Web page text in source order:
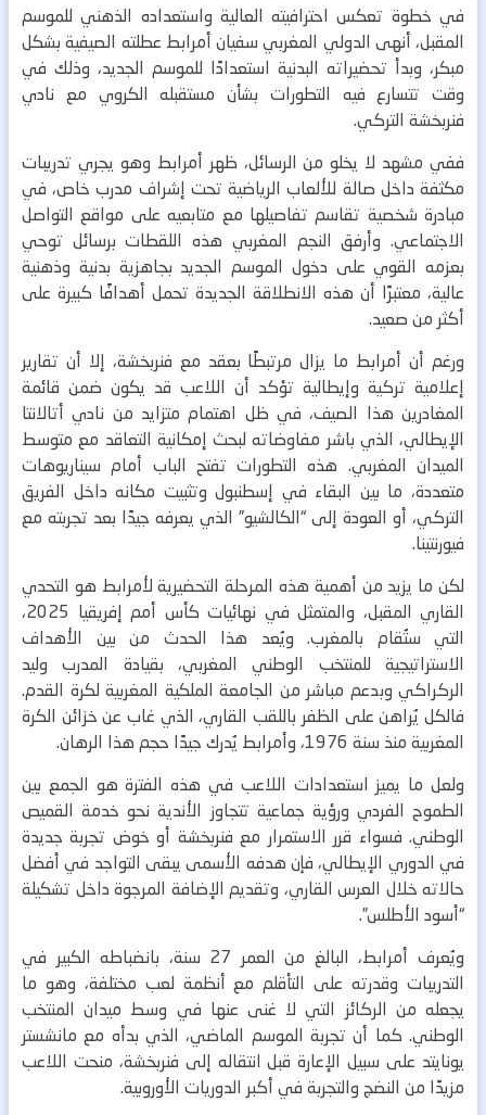
في خطوة تعكس احترافيته العالية واستعداده الذهني للموسم
المقبل، أنهى الدولي المغربي سفيان أمرابط عطلته الصيفية بشكل
مبكر، وبدأ تحضيراته البدنية استعدادًا للموسم الجديد، وذلك في
وقت تتسارع فيه التطورات بشأن مستقبله الكروي مع نادي
فنربخشة التركي.
ففي مشهد لا يخلو من الرسائل، ظهر أمرابط وهو يجري تدريبات
مكثفة داخل صالة للألعاب الرياضية تحت إشراف مدرب خاص، في
مبادرة شخصية تقاسم تفاصيلها مع متابعيه على مواقع التواصل
الاجتماعي. وأرفق النجم المغربي هذه اللقطات برسائل توحي
بعزمه القوي على دخول الموسم الجديد بجاهزية بدنية وذهنية
عالية، معتبرًا أن هذه الانطلاقة الجديدة تحمل أهدافًا كبيرة على
أكثر من صعيد.
ورغم أن أمرابط ما يزال مرتبطًا بعقد مع فنربخشة، إلا أن تقارير
إعلامية تركية وإيطالية تؤكد أن اللاعب قد يكون ضمن قائمة
المغادرين هذا الصيف، في ظل اهتمام متزايد من نادي أتالانتا
الإيطالي، الذي باشر مفاوضاته لبحث إمكانية التعاقد مع متوسط
الميدان المغربي. هذه التطورات تفتح الباب أمام سيناريوهات
متعددة، ما بين البقاء في إسطنبول وتثبيت مكانه داخل الفريق
التركي، أو العودة إلى “الكالشيو” الذي يعرفه جيدًا بعد تجربته مع
فيورنتينا.
لكن ما يزيد من أهمية هذه المرحلة التحضيرية لأمرابط هو التحدي
القاري المقبل، والمتمثل في نهائيات كأس أمم إفريقيا 2025،
التي ستُقام بالمغرب. ويُعد هذا الحدث من بين الأهداف
الاستراتيجية للمنتخب الوطني المغربي، بقيادة المدرب وليد
الركراكي وبدعم مباشر من الجامعة الملكية المغربية لكرة القدم.
فالكل يُراهن على الظفر باللقب القاري، الذي غاب عن خزائن الكرة
المغربية منذ سنة 1976، وأمرابط يُدرك جيدًا حجم هذا الرهان.
ولعل ما يميز استعدادات اللاعب في هذه الفترة هو الجمع بين
الطموح الفردي ورؤية جماعية تتجاوز الأندية نحو خدمة القميص
الوطني. فسواء قرر الاستمرار مع فنربخشة أو خوض تجربة جديدة
في الدوري الإيطالي، فإن هدفه الأسمى يبقى التواجد في أفضل
حالاته خلال العرس القاري، وتقديم الإضافة المرجوة داخل تشكيلة
“أسود الأطلس”.
ويُعرف أمرابط، البالغ من العمر 27 سنة، بانضباطه الكبير في
التدريبات وقدرته على التأقلم مع أنظمة لعب مختلفة، وهو ما
يجعله من الركائز التي لا غنى عنها في وسط ميدان المنتخب
الوطني. كما أن تجربة الموسم الماضي، الذي بدأه مع مانشستر
يونايتد على سبيل الإعارة قبل انتقاله إلى فنربخشة، منحت اللاعب
مزيدًا من النضج والتجربة في أكبر الدوريات الأوروبية.